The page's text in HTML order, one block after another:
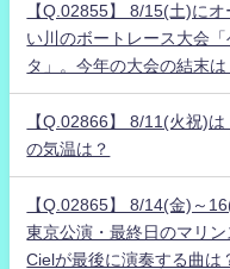
【Q.02855】 8/15(土)に
い川のボートレース大会
タ」。今年の大会の結末は
【Q.02866】 8/11(火祝)
の気温は？
【Q.02865】 8/14(金)～
東京公演・最終日のマリ
Cielが最後に演奏する曲は